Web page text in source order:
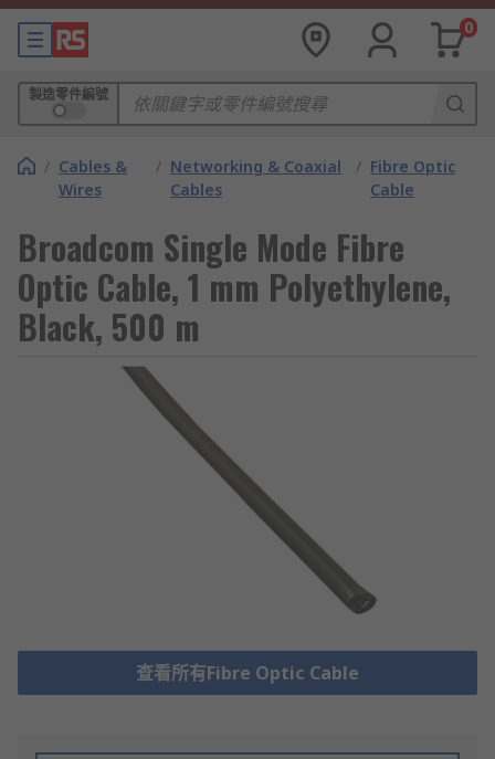
0
製造零件編號
/ Cables &
Wires
/ Networking & Coaxial
Cables
/ Fibre Optic
Cable
Broadcom Single Mode Fibre
Optic Cable, 1 mm Polyethylene,
Black, 500 m
查看所有Fibre Optic Cable